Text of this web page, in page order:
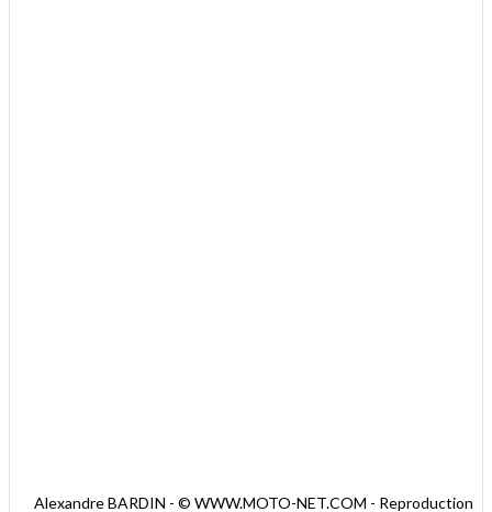
Alexandre BARDIN - © WWW.MOTO-NET.COM - Reproduction